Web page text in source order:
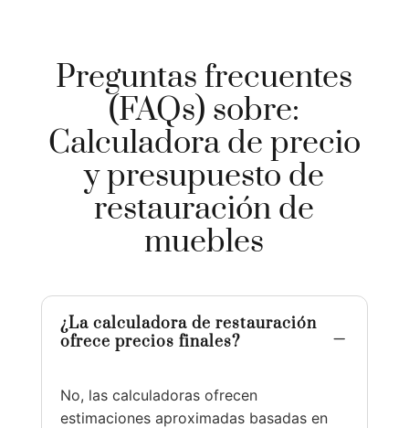
Preguntas frecuentes
(FAQs) sobre:
Calculadora de precio
y presupuesto de
restauración de
muebles
¿La calculadora de restauración
ofrece precios finales?
K
No, las calculadoras ofrecen
estimaciones aproximadas basadas en